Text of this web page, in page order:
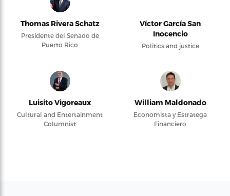
Thomas Rivera Schatz
Presidente del Senado de
Puerto Rico
Víctor García San
Inocencio
Politics and justice
Luisito Vigoreaux
Cultural and Entertainment
Columnist
William Maldonado
Economista y Estratega
Financiero